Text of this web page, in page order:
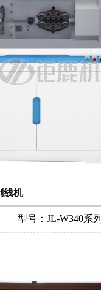
线机
型号：JL-W340系列